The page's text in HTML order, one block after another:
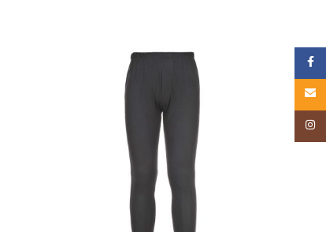
3 821
A
Email